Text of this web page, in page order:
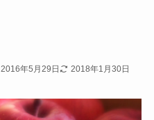
2016年5月29日 2018年1月30日